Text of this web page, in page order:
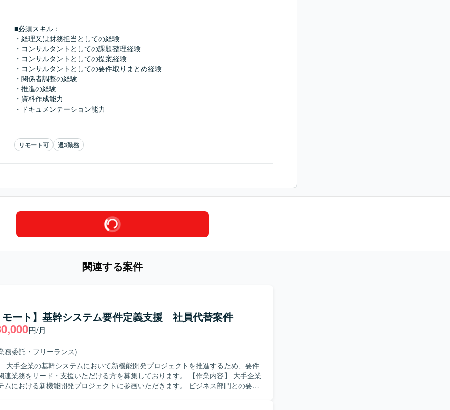
■必須スキル：
・経理又は財務担当としての経験
・コンサルタントとしての課題整理経験
・コンサルタントとしての提案経験
・コンサルタントとしての要件取りまとめ経験
・関係者調整の経験
・推進の経験
・資料作成能力
・ドキュメンテーション能力
リモート可 週3勤務
関連する案件
モート】基幹システム要件定義支援 社員代替案件
円/月
務委託・フリーランス)
大手企業の基幹システムにおいて新機能開発プロジェクトを推進するため、要件
務をリード・支援いただける方を募集しております。 【作業内容】 大手企業
ムにおける新機能開発プロジェクトに参画いただきます。 ビジネス部門との要件